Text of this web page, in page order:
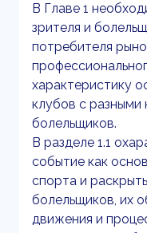
В Главе 1
зрителя и
потребителя
характеристику
клубов с разными
болельщиков.
В разделе 1.1
событие как
спорта и
болельщиков, их
движения и